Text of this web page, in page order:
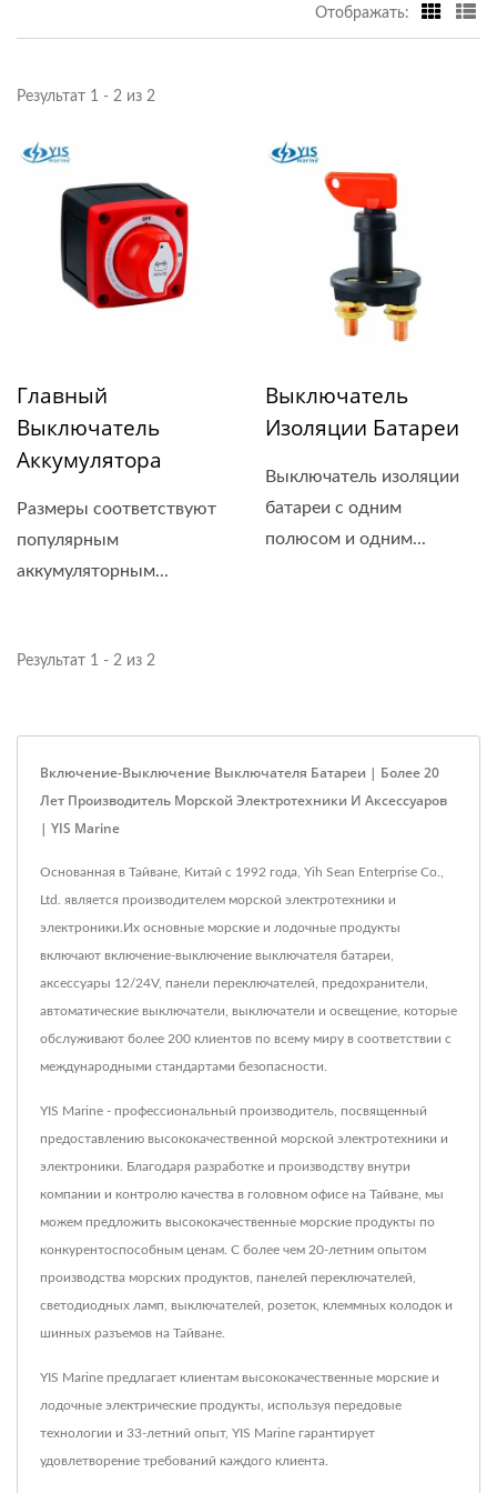
Отображать:
Результат 1 - 2 из 2
Главный
Выключатель
Аккумулятора
Размеры соответствуют
популярным
аккумуляторным...
Выключатель
Изоляции Батареи
Выключатель изоляции
батареи с одним
полюсом и одним...
Результат 1 - 2 из 2
Включение-Выключение Выключателя Батареи | Более 20
Лет Производитель Морской Электротехники И Аксессуаров
| YIS Marine
Основанная в Тайване, Китай с 1992 года, Yih Sean Enterprise Co.,
Ltd. является производителем морской электротехники и
электроники.Их основные морские и лодочные продукты
включают включение-выключение выключателя батареи,
аксессуары 12/24V, панели переключателей, предохранители,
автоматические выключатели, выключатели и освещение, которые
обслуживают более 200 клиентов по всему миру в соответствии с
международными стандартами безопасности.
YIS Marine - профессиональный производитель, посвященный
предоставлению высококачественной морской электротехники и
электроники. Благодаря разработке и производству внутри
компании и контролю качества в головном офисе на Тайване, мы
можем предложить высококачественные морские продукты по
конкурентоспособным ценам. С более чем 20-летним опытом
производства морских продуктов, панелей переключателей,
светодиодных ламп, выключателей, розеток, клеммных колодок и
шинных разъемов на Тайване.
YIS Marine предлагает клиентам высококачественные морские и
лодочные электрические продукты, используя передовые
технологии и 33-летний опыт, YIS Marine гарантирует
удовлетворение требований каждого клиента.